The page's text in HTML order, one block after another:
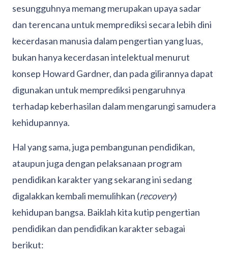
sesungguhnya memang merupakan upaya sadar
dan terencana untuk memprediksi secara lebih dini
kecerdasan manusia dalam pengertian yang luas,
bukan hanya kecerdasan intelektual menurut
konsep Howard Gardner, dan pada gilirannya dapat
digunakan untuk memprediksi pengaruhnya
terhadap keberhasilan dalam mengarungi samudera
kehidupannya.
Hal yang sama, juga pembangunan pendidikan,
ataupun juga dengan pelaksanaan program
pendidikan karakter yang sekarang ini sedang
digalakkan kembali memulihkan (recovery)
kehidupan bangsa. Baiklah kita kutip pengertian
pendidikan dan pendidikan karakter sebagai
berikut: